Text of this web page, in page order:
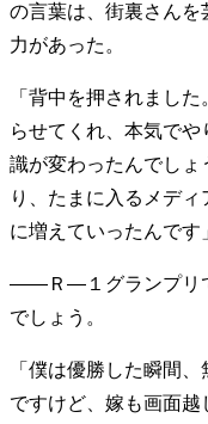
の言葉は、街裏さんを
力があった。
「背中を押されまし
らせてくれ、本気で
識が変わったんでしょ
り、たまに入るメデ
に増えていったんです
――Ｒ―１グランプリ
でしょう。
「僕は優勝した瞬間
ですけど、嫁も画面